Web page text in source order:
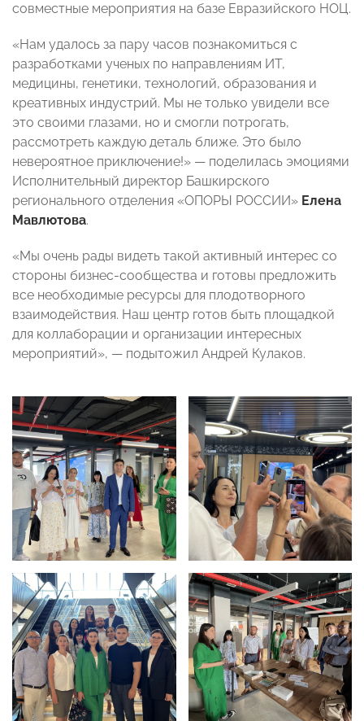
совместные мероприятия на базе Евразийского НОЦ.
«Нам удалось за пару часов познакомиться с
разработками ученых по направлениям ИТ,
медицины, генетики, технологий, образования и
креативных индустрий. Мы не только увидели все
это своими глазами, но и смогли потрогать,
рассмотреть каждую деталь ближе. Это было
невероятное приключение!» — поделилась эмоциями
Исполнительный директор Башкирского
регионального отделения «ОПОРЫ РОССИИ» Елена
Мавлютова.
«Мы очень рады видеть такой активный интерес со
стороны бизнес-сообщества и готовы предложить
все необходимые ресурсы для плодотворного
взаимодействия. Наш центр готов быть площадкой
для коллаборации и организации интересных
мероприятий», — подытожил Андрей Кулаков.